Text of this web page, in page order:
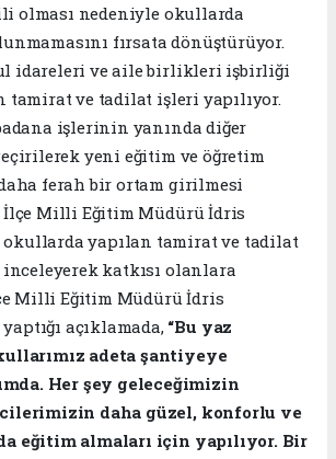
olması nedeniyle okullarda
fırsata dönüştürüyor.
idareleri ve aile birlikleri işbirliği
tamirat ve tadilat işleri yapılıyor.
işlerinin yanında diğer
yeni eğitim ve öğretim
ferah bir ortam girilmesi
İlçe Milli Eğitim Müdürü İdris
okullarda yapılan tamirat ve tadilat
katkısı olanlara
Milli Eğitim Müdürü İdris
açıklamada,“Bu yaz
adeta şantiyeye
Her şey geleceğimizin
daha güzel, konforlu ve
eğitim almaları için yapılıyor. Bir